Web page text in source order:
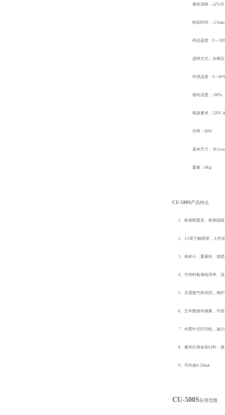
量程漂移：±2%/D
响应时间：≤15min
样品温度：0～
进样方式：水网压
环境温度：0～
相对湿度：≤90%
电源要求：220V
功率：60W
基本尺寸：
重量：6Kg
CU-500S产品特点
1、检测精度高，检测低限
2、 3.5英寸触摸屏，人性
3、 体积小，重量轻，墙
4、可同时检测电导率、温
5、 无需载气和试剂，维
6、 五年数据存储量，可
7、 内置针式打印机，减
8、 紫外灯寿命倒计时，
9、 可外接4-20mA
CU-500S 应用范围